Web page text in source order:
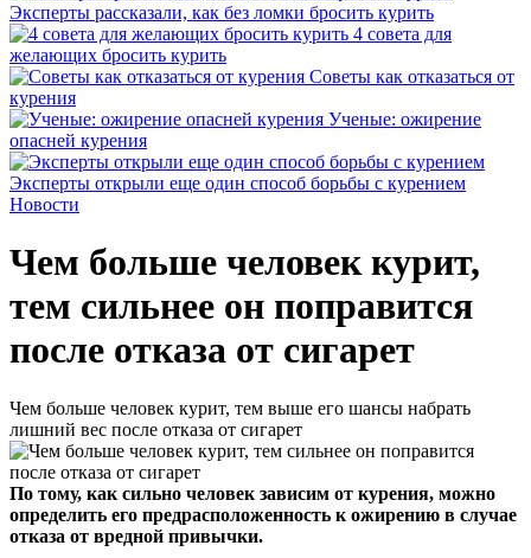
Эксперты рассказали, как без ломки бросить курить
4 совета для
желающих бросить курить
Советы как отказаться от
курения
Ученые: ожирение
опасней курения
Эксперты открыли еще один способ борьбы с курением
Новости
Чем больше человек курит,
тем сильнее он поправится
после отказа от сигарет
Чем больше человек курит, тем выше его шансы набрать
лишний вес после отказа от сигарет
По тому, как сильно человек зависим от курения, можно
определить его предрасположенность к ожирению в случае
отказа от вредной привычки.